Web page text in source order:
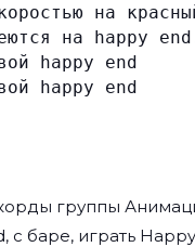
на
на happy
happy end
happy end
группы
с баре, играть